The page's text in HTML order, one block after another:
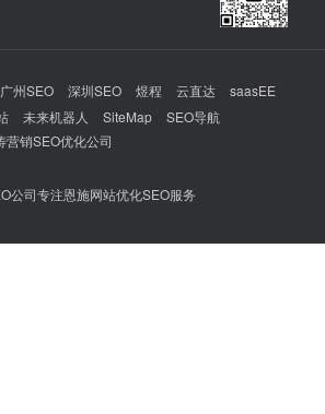
广州SEO 深圳SEO 煜程 云直达
saasEE
未来机器人 SiteMap
SEO导航
营销SEO优化公司
公司专注恩施网站优化SEO服务